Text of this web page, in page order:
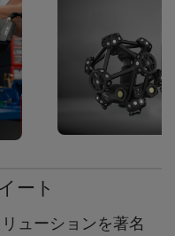
ート
ューションを著名